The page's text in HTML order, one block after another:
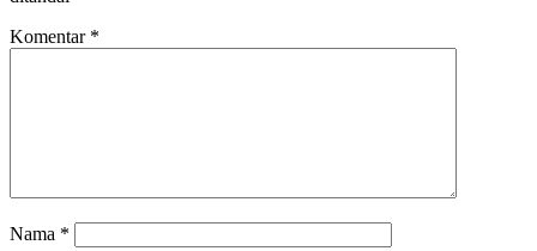
Komentar *
Nama *